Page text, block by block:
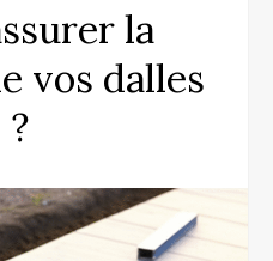
la
vos dalles